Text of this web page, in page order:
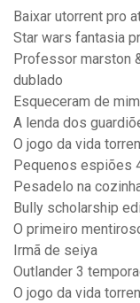
Baixar utorrent pro
Star wars fantasia
Professor marston
dublado
Esqueceram de
A lenda dos
O jogo da vida
Pequenos espiões
Pesadelo na
Bully scholarship
O primeiro
Irmã de seiya
Outlander 3
O jogo da vida